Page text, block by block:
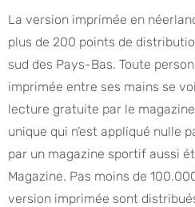
La version imprimée en
plus de 200 points de
sud des Pays-Bas. Toute
imprimée entre ses mains se
lecture gratuite par le
unique qui n’est appliqué nulle
par un magazine sportif aussi
Magazine. Pas moins de
version imprimée sont